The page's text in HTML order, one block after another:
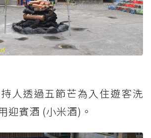
人透過五節芒為入住遊客洗
迎賓酒 (小米酒)。